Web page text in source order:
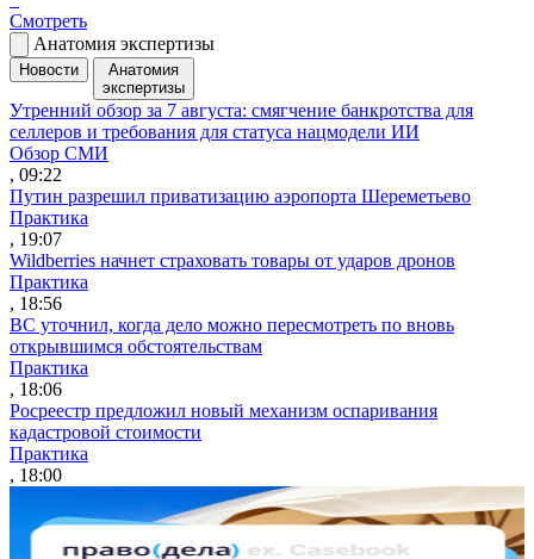
Смотреть
Анатомия экспертизы
Новости
Анатомия
экспертизы
Утренний обзор за 7 августа: смягчение банкротства для
селлеров и требования для статуса нацмодели ИИ
Обзор СМИ
, 09:22
Путин разрешил приватизацию аэропорта Шереметьево
Практика
, 19:07
Wildberries начнет страховать товары от ударов дронов
Практика
, 18:56
ВС уточнил, когда дело можно пересмотреть по вновь
открывшимся обстоятельствам
Практика
, 18:06
Росреестр предложил новый механизм оспаривания
кадастровой стоимости
Практика
, 18:00